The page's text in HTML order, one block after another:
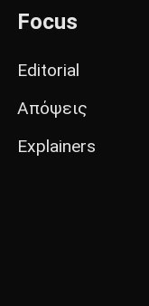
Focus
Editorial
Απόψεις
Explainers